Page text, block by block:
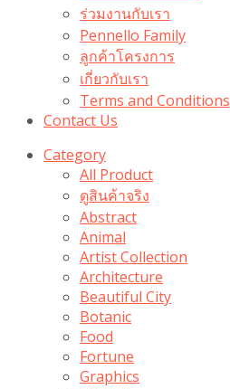
ร่วมงานกับเรา
Pennello Family
ลูกค้าโครงการ
เกี่ยวกับเรา
Terms and Conditions
Contact Us
Category
All Product
ดูสินค้าจริง
Abstract
Animal
Artist Collection
Architecture
Beautiful City
Botanic
Food
Fortune
Graphics